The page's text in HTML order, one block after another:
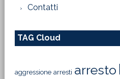
Contatti
TAG Cloud
aggressione arresti arresto